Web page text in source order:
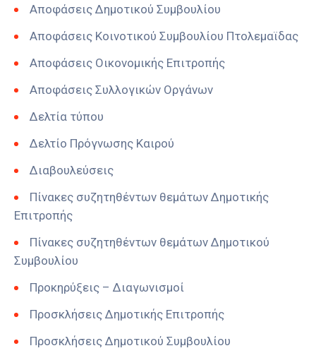
Αποφάσεις Δημοτικού Συμβουλίου
Αποφάσεις Κοινοτικού Συμβουλίου Πτολεμαϊδας
Αποφάσεις Οικονομικής Επιτροπής
Αποφάσεις Συλλογικών Οργάνων
Δελτία τύπου
Δελτίο Πρόγνωσης Καιρού
Διαβουλεύσεις
Πίνακες συζητηθέντων θεμάτων Δημοτικής
Επιτροπής
Πίνακες συζητηθέντων θεμάτων Δημοτικού
Συμβουλίου
Προκηρύξεις – Διαγωνισμοί
Προσκλήσεις Δημοτικής Επιτροπής
Προσκλήσεις Δημοτικού Συμβουλίου